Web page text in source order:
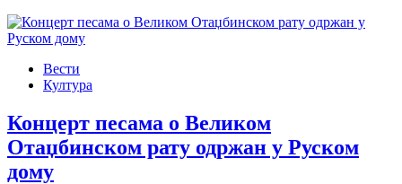
Вести
Култура
Концерт песама о Великом
Отаџбинском рату одржан у Руском
дому